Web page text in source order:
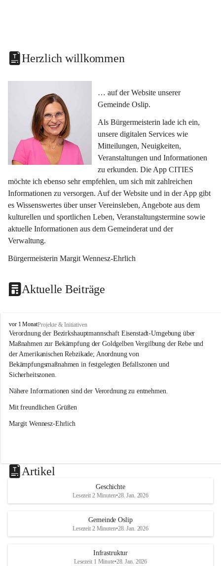
Herzlich willkommen
… auf der Website unserer
Gemeinde Oslip.
Als Bürgermeisterin lade ich ein,
unsere digitalen Services wie
Mitteilungen, Neuigkeiten,
Veranstaltungen und Informationen
zu erkunden. Die App CITIES
möchte ich ebenso sehr empfehlen, um sich mit zahlreichen
Informationen zu versorgen. Auf der Website und in der App gibt
es Wissenswertes über unser Vereinsleben, Angebote aus dem
kulturellen und sportlichen Leben, Veranstaltungstermine sowie
aktuelle Informationen aus dem Gemeinderat und der
Verwaltung.
Bürgermeisterin Margit Wennesz-Ehrlich
Aktuelle Beiträge
O
s
l
i
p
vor 1 MonatProjekte & Initiativen
Verordnung der Bezirkshauptmannschaft Eisenstadt-Umgebung über
Maßnahmen zur Bekämpfung der Goldgelben Vergilbung der Rebe und
der Amerikanischen Rebzikade; Anordnung von
Bekämpfungsmaßnahmen in festgelegten Befallszonen und
Sicherheitszonen.
Nähere Informationen sind der Verordnung zu entnehmen.
Mit freundlichen Grüßen
Margit Wennesz-Ehrlich
Artikel
Geschichte
Lesezeit 2 Minuten•28. Jan. 2026
Gemeinde Oslip
Lesezeit 2 Minuten•28. Jan. 2026
Infrastruktur
Lesezeit 1 Minute•28. Jan. 2026